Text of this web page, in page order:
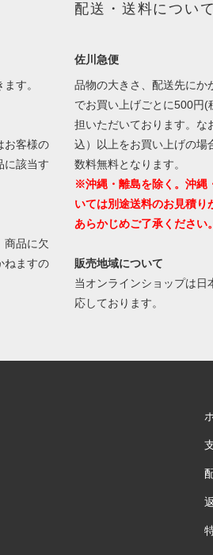
す。
お客様の
に該当す
商品に欠
ねますの
配送・送料について
佐川急便
品物の大きさ、配送先にか
でお買い上げごとに500円(
担いただいております。な
込）以上をお買い上げの場
数料無料となります。
※沖縄・離島を除く。沖縄
いては別途送料のお見積り
あらかじめご了承ください。
販売地域について
当オンラインショップは日
応しております。